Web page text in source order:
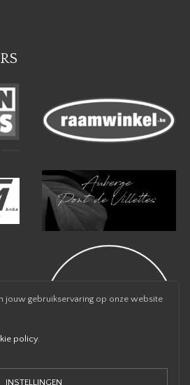
jouw gebruikservaring op onze website
policy.
INSTELLINGEN